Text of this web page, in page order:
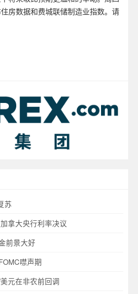
房数据和费城联储制造业指数。请
苏
拿大央行利率决议
前景大好
噤声期
元在非农前回调